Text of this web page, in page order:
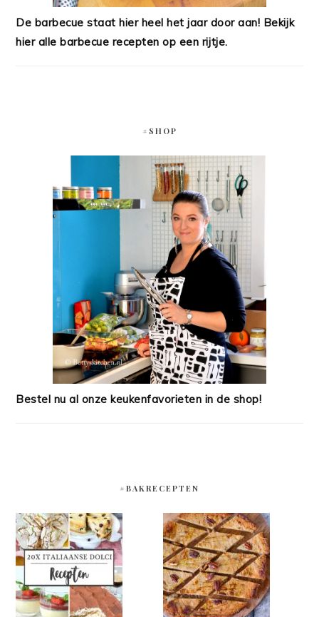
De barbecue staat hier heel het jaar door aan! Bekijk
hier alle barbecue recepten op een rijtje.
#SHOP
Bestel nu al onze keukenfavorieten in de shop!
#BAKRECEPTEN